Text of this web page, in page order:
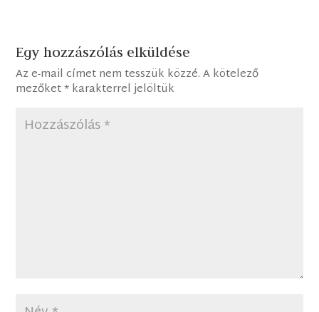
Egy hozzászólás elküldése
Az e-mail címet nem tesszük közzé. A kötelező
mezőket*karakterrel jelöltük